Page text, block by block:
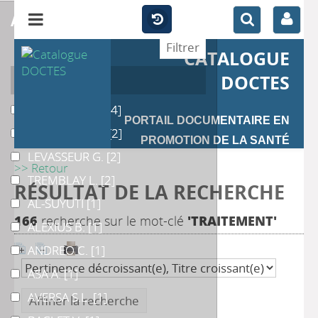
CATALOGUE
DOCTES
PORTAIL DOCUMENTAIRE EN
PROMOTION DE LA SANTÉ
>> Retour
RÉSULTAT DE LA RECHERCHE
166 recherche sur le mot-clé 'TRAITEMENT'
Affiner la recherche
affiner
Auteur
DE CLERCK M.
[4]
BERTHELIER S.
[2]
LEVASSEUR G.
LEVASSEUR G. [2]
TREMBLAY L.
TREMBLAY L. [2]
AL-SUYUTI
AL-SUYUTI[1]
ALEXIUS B.
ALEXIUS B.[1]
ANDREO C.
ANDREO C. [1]
ASA A.ASA A.[1]
AVERSA S.L.
AVERSA S.L.[1]